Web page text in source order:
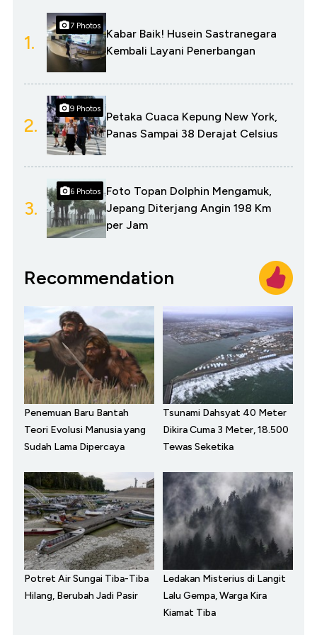
1.
7 Photos
Kabar Baik! Husein Sastranegara
Kembali Layani Penerbangan
2.
9 Photos
Petaka Cuaca Kepung New York,
Panas Sampai 38 Derajat Celsius
3.
6 Photos
Foto Topan Dolphin Mengamuk,
Jepang Diterjang Angin 198 Km
per Jam
Recommendation
Penemuan Baru Bantah
Teori Evolusi Manusia yang
Sudah Lama Dipercaya
Tsunami Dahsyat 40 Meter
Dikira Cuma 3 Meter, 18.500
Tewas Seketika
Potret Air Sungai Tiba-Tiba
Hilang, Berubah Jadi Pasir
Ledakan Misterius di Langit
Lalu Gempa, Warga Kira
Kiamat Tiba